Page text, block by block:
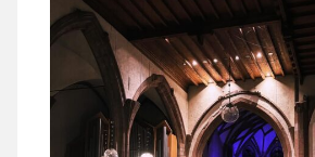
stuttgarter_oratorienchor
März 24